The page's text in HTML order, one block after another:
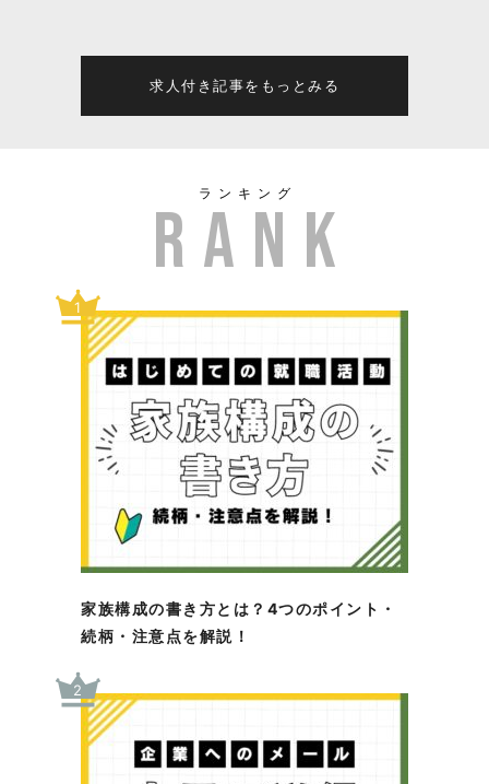
求人付き記事をもっとみる
ランキング
家族構成の書き方とは？4つのポイント・
続柄・注意点を解説！
1
2